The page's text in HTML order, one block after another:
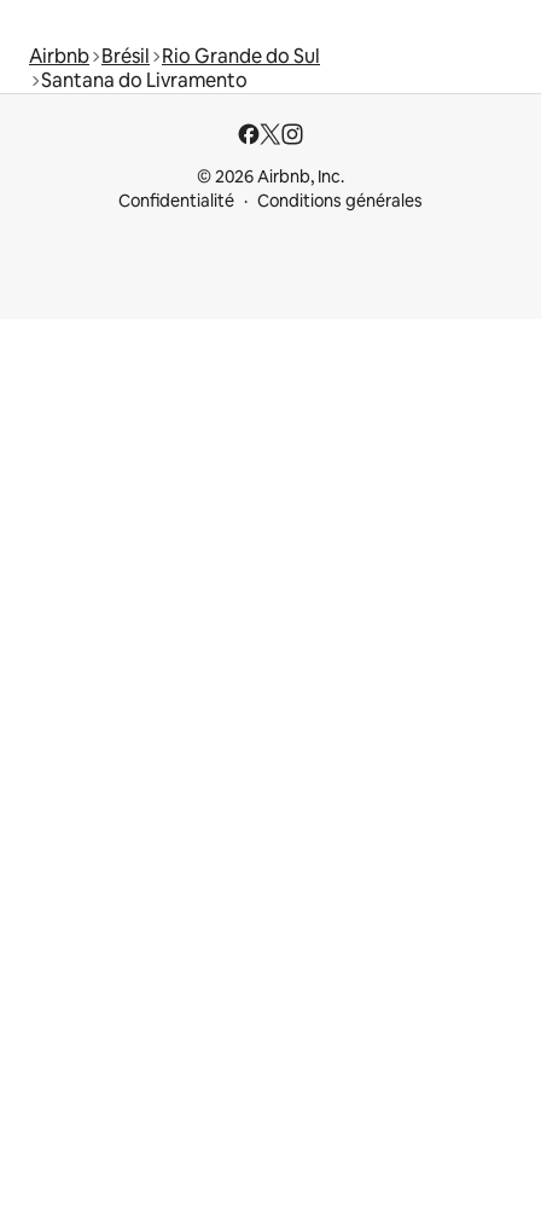
Airbnb Brésil Rio Grande do Sul
Santana do Livramento
© 2026 Airbnb, Inc.
Confidentialité
Conditions générales